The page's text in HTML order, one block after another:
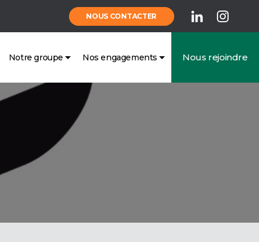
NOUS CONTACTER
Notre groupe Nos engagements Nous rejoindre